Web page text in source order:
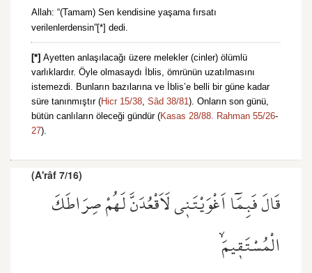
Allah: “(Tamam) Sen kendisine yaşama fırsatı
verilenlerdensin”[*] dedi.
[*] Ayetten anlaşılacağı üzere melekler (cinler) ölümlü
varlıklardır. Öyle olmasaydı İblis, ömrünün uzatılmasını
istemezdi. Bunların bazılarına ve İblis’e belli bir güne kadar
süre tanınmıştır (Hicr 15/38, Sâd 38/81). Onların son günü,
bütün canlıların öleceği gündür (Kasas 28/88. Rahman 55/26-
27).
(A'râf 7/16)
قَالَ فَبِمَٓا اَغْوَيْتَن۪ي لَاَقْعُدَنَّ لَهُمْ صِرَاطَكَ
الْمُسْتَق۪يمَۙ